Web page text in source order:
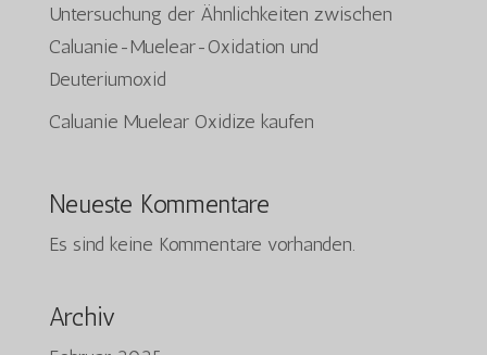
Untersuchung der Ähnlichkeiten zwischen
Caluanie-Muelear-Oxidation und
Deuteriumoxid
Caluanie Muelear Oxidize kaufen
Neueste Kommentare
Es sind keine Kommentare vorhanden.
Archiv